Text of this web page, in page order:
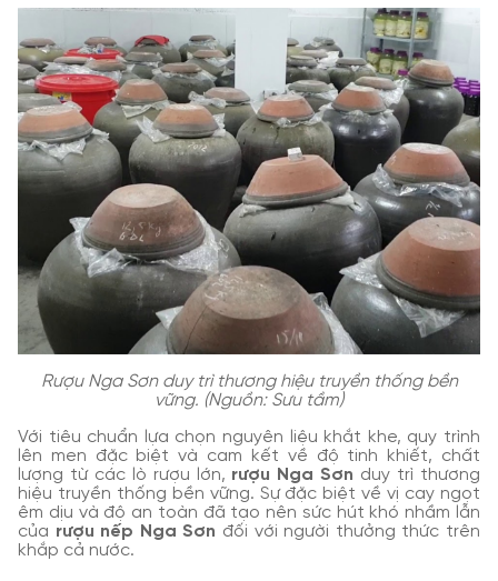
Rượu Nga Sơn duy trì thương hiệu truyền thống bền
vững. (Nguồn: Sưu tầm)
Với tiêu chuẩn lựa chọn nguyên liệu khắt khe, quy trình
lên men đặc biệt và cam kết về độ tinh khiết, chất
lượng từ các lò rượu lớn, rượu Nga Sơn duy trì thương
hiệu truyền thống bền vững. Sự đặc biệt về vị cay ngọt
êm dịu và độ an toàn đã tạo nên sức hút khó nhầm lẫn
của rượu nếp Nga Sơn đối với người thưởng thức trên
khắp cả nước.